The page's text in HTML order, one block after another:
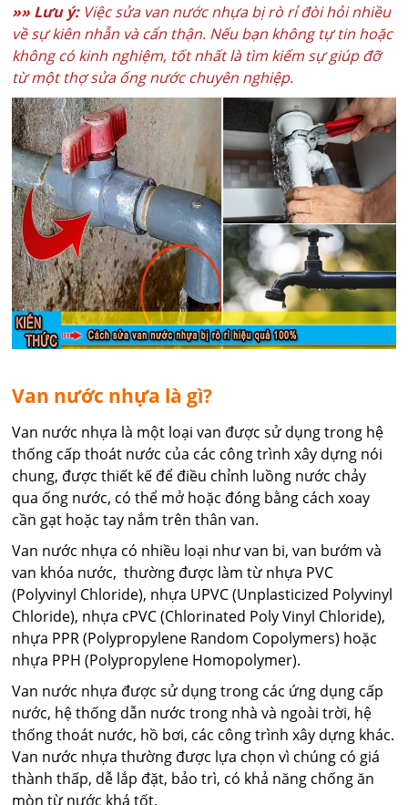
»» Lưu ý:Việc sửa van nước nhựa bị rò rỉ đòi hỏi nhiều
về sự kiên nhẫn và cẩn thận. Nếu bạn không tự tin hoặc
không có kinh nghiệm, tốt nhất là tìm kiếm sự giúp đỡ
từ một thợ sửa ống nước chuyên nghiệp.
Van nước nhựa là gì?
Van nước nhựa là một loại van được sử dụng trong hệ
thống cấp thoát nước của các công trình xây dựng nói
chung, được thiết kế để điều chỉnh luồng nước chảy
qua ống nước, có thể mở hoặc đóng bằng cách xoay
cần gạt hoặc tay nắm trên thân van.
Van nước nhựa có nhiều loại như van bi, van bướm và
van khóa nước, thường được làm từ nhựa PVC
(Polyvinyl Chloride), nhựa UPVC (Unplasticized Polyvinyl
Chloride), nhựa cPVC (Chlorinated Poly Vinyl Chloride),
nhựa PPR (Polypropylene Random Copolymers) hoặc
nhựa PPH (Polypropylene Homopolymer).
Van nước nhựa được sử dụng trong các ứng dụng cấp
nước, hệ thống dẫn nước trong nhà và ngoài trời, hệ
thống thoát nước, hồ bơi, các công trình xây dựng khác.
Van nước nhựa thường được lựa chọn vì chúng có giá
thành thấp, dễ lắp đặt, bảo trì, có khả năng chống ăn
mòn từ nước khá tốt.